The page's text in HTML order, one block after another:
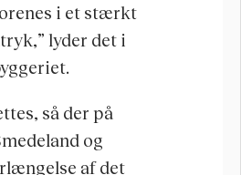
i et stærkt
lyder det i
så der på
og
af det